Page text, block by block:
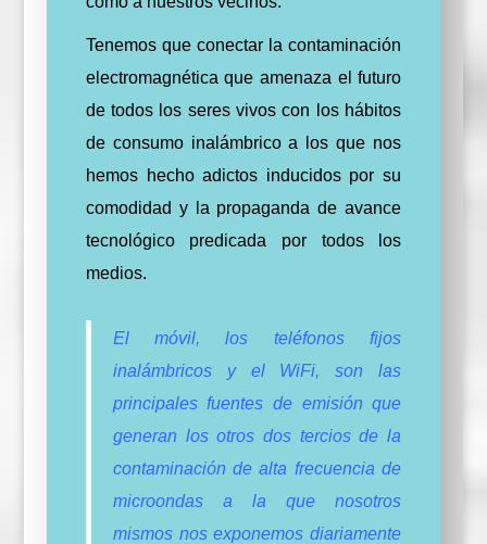
Tenemos que conectar la contaminación
electromagnética que amenaza el futuro
de todos los seres vivos con los hábitos
de consumo inalámbrico a los que nos
hemos hecho adictos inducidos por su
comodidad y la propaganda de avance
tecnológico predicada por todos los
medios.
El móvil, los teléfonos fijos
inalámbricos y el WiFi, son las
principales fuentes de emisión que
generan los otros dos tercios de la
contaminación de alta frecuencia de
microondas a la que nosotros
mismos nos exponemos diariamente